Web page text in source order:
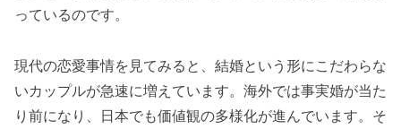
っているのです。
現代の恋愛事情を見てみると、結婚という形にこだわらな
いカップルが急速に増えています。海外では事実婚が当た
り前になり、日本でも価値観の多様化が進んでいます。そ